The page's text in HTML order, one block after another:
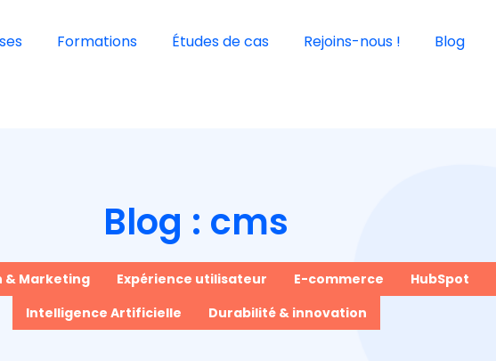
Formations Études de cas Rejoins-nous ! Blog
Blog : cms
& Marketing Expérience utilisateur E-commerce HubSpot
Intelligence Artificielle
Durabilité & innovation